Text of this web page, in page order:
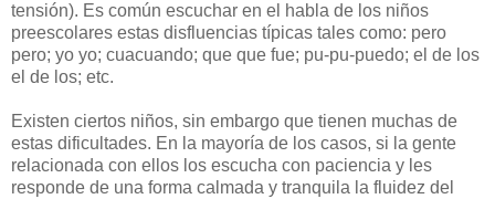
tensión). Es común escuchar en el habla de los niños
preescolares estas disfluencias típicas tales como: pero
pero; yo yo; cuacuando; que que fue; pu-pu-puedo; el de los
el de los; etc.
Existen ciertos niños, sin embargo que tienen muchas de
estas dificultades. En la mayoría de los casos, si la gente
relacionada con ellos los escucha con paciencia y les
responde de una forma calmada y tranquila la fluidez del